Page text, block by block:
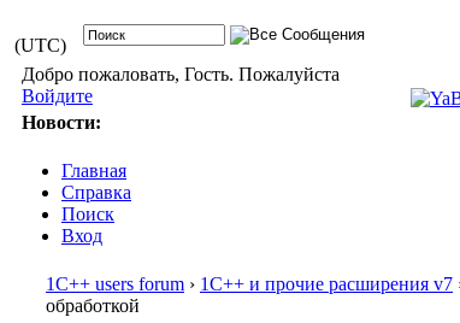
(UTC)
Добро пожаловать, Гость. Пожалуйста
Войдите
Новости:
Главная
Справка
Поиск
Вход
1С++ users forum › 1С++ и прочие расширения v7
обработкой